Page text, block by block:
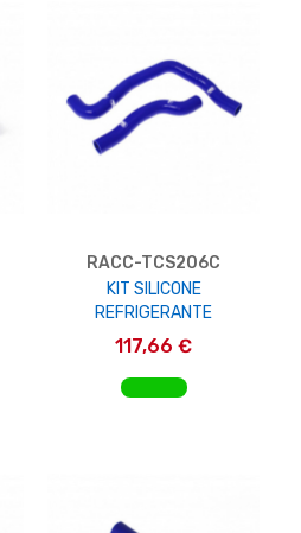
RACC-TCS206C
KIT SILICONE
REFRIGERANTE
117,66 €
AGGIUNGI AL CARRELLO